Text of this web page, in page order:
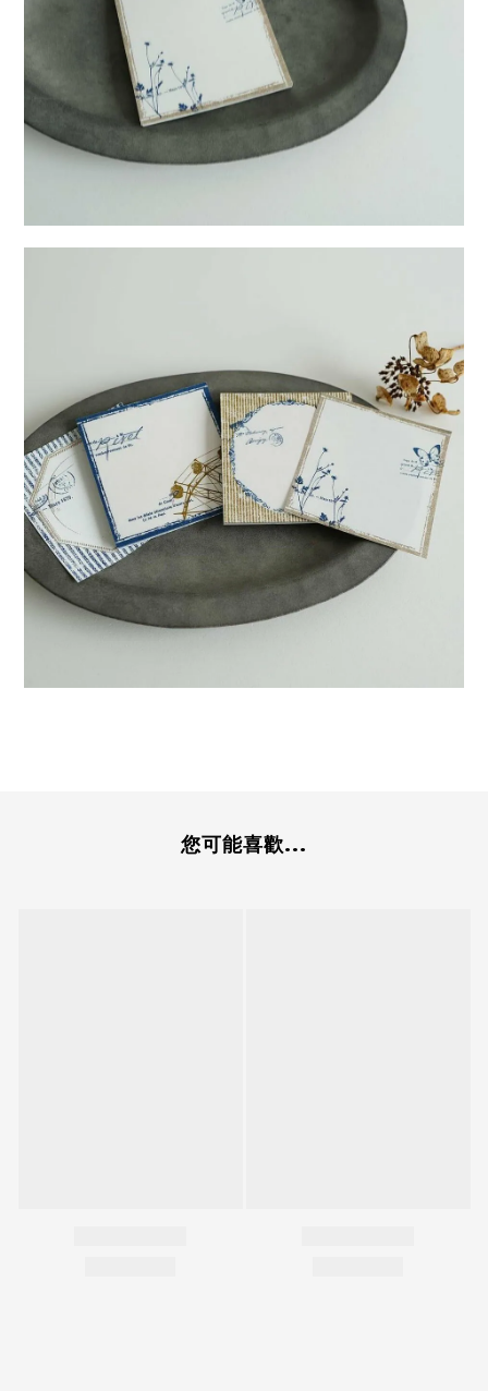
您可能喜歡...